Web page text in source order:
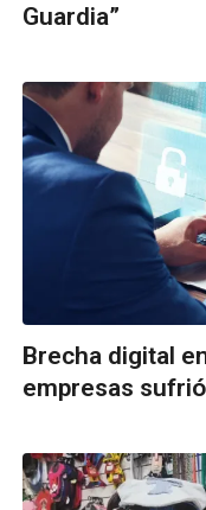
Guardia”
Brecha digital
empresas